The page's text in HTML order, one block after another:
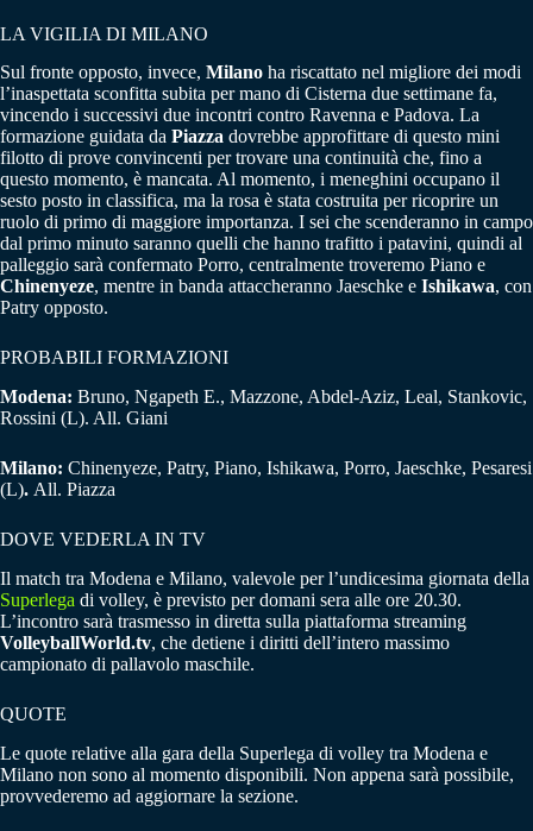
LA VIGILIA DI MILANO
Sul fronte opposto, invece, Milano ha riscattato nel migliore dei modi
l’inaspettata sconfitta subita per mano di Cisterna due settimane fa,
vincendo i successivi due incontri contro Ravenna e Padova. La
formazione guidata da Piazza dovrebbe approfittare di questo mini
filotto di prove convincenti per trovare una continuità che, fino a
questo momento, è mancata. Al momento, i meneghini occupano il
sesto posto in classifica, ma la rosa è stata costruita per ricoprire un
ruolo di primo di maggiore importanza. I sei che scenderanno in campo
dal primo minuto saranno quelli che hanno trafitto i patavini, quindi al
palleggio sarà confermato Porro, centralmente troveremo Piano e
Chinenyeze, mentre in banda attaccheranno Jaeschke e Ishikawa, con
Patry opposto.
PROBABILI FORMAZIONI
Modena: Bruno, Ngapeth E., Mazzone, Abdel-Aziz, Leal, Stankovic,
Rossini (L). All. Giani
Milano: Chinenyeze, Patry, Piano, Ishikawa, Porro, Jaeschke, Pesaresi
(L). All. Piazza
DOVE VEDERLA IN TV
Il match tra Modena e Milano, valevole per l’undicesima giornata della
Superlega di volley, è previsto per domani sera alle ore 20.30.
L’incontro sarà trasmesso in diretta sulla piattaforma streaming
VolleyballWorld.tv, che detiene i diritti dell’intero massimo
campionato di pallavolo maschile.
QUOTE
Le quote relative alla gara della Superlega di volley tra Modena e
Milano non sono al momento disponibili. Non appena sarà possibile,
provvederemo ad aggiornare la sezione.